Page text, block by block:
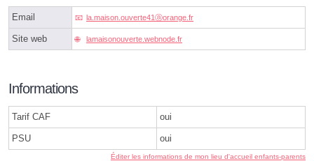
Email la.maison.ouverte41ⓐorange.fr
Site web lamaisonouverte.webnode.fr
Informations
Tarif CAF oui
PSU oui
Éditer les informations de mon lieu d'accueil enfants-parents